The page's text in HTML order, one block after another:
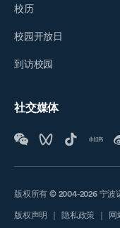
校历
校园开放日
到访校园
社交媒体
版权所有 © 2004-2026 宁波
版权声明 隐私政策 网